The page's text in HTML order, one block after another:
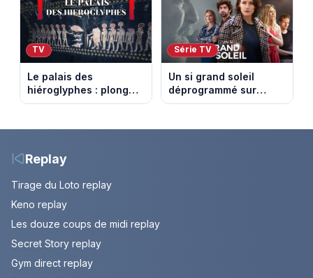
TV
Le palais des
hiéroglyphes : plongez
dans la tombe
les archéologues
Série TV
Un si grand soleil
déprogrammé sur
France 3 : cinq
diffusés le 13 août
Replay
Tirage du Loto replay
Keno replay
Les douze coups de midi replay
Secret Story replay
Gym direct replay